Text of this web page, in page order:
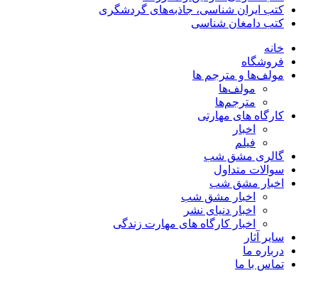
کتب ایران شناسی، جاذبه‌های گردشگری
کتب دامغان شناسی
خانه
فروشگاه
مولف‌ها و مترجم ها
مولف‌ها
مترجم‌ها
کارگاه های مهارتی
اخبار
فیلم
گالری مشق شب
سوالات متداول
اخبار مشق شب
اخبار مشق شب
اخبار دنیای نشر
اخبار کارگاه های مهارت زندگی
سایر آثار
درباره ما
تماس با ما